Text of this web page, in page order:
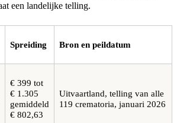
een landelijke telling.
Spreiding Bron en peildatum
€ 399 tot
€ 1.305
gemiddeld
€ 802,63
Uitvaartland, telling van alle
119 crematoria, januari 2026